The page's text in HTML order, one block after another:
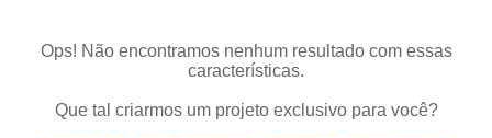
Ops! Não encontramos nenhum resultado com essas
características.
Que tal criarmos um projeto exclusivo para você?